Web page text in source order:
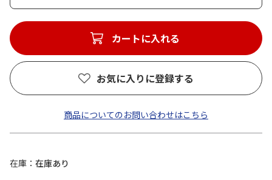
カートに入れる
お気に入りに登録する
商品についてのお問い合わせはこちら
在庫
在庫あり